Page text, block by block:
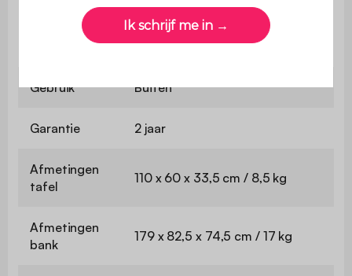
Montage
De montage is heel eenvoudig ,
een handleiding wordt
meegeleverd
Gebruik Buiten
Garantie 2 jaar
Afmetingen
tafel
110 x 60 x 33,5 cm / 8,5 kg
Afmetingen
bank
179 x 82,5 x 74,5 cm / 17 kg